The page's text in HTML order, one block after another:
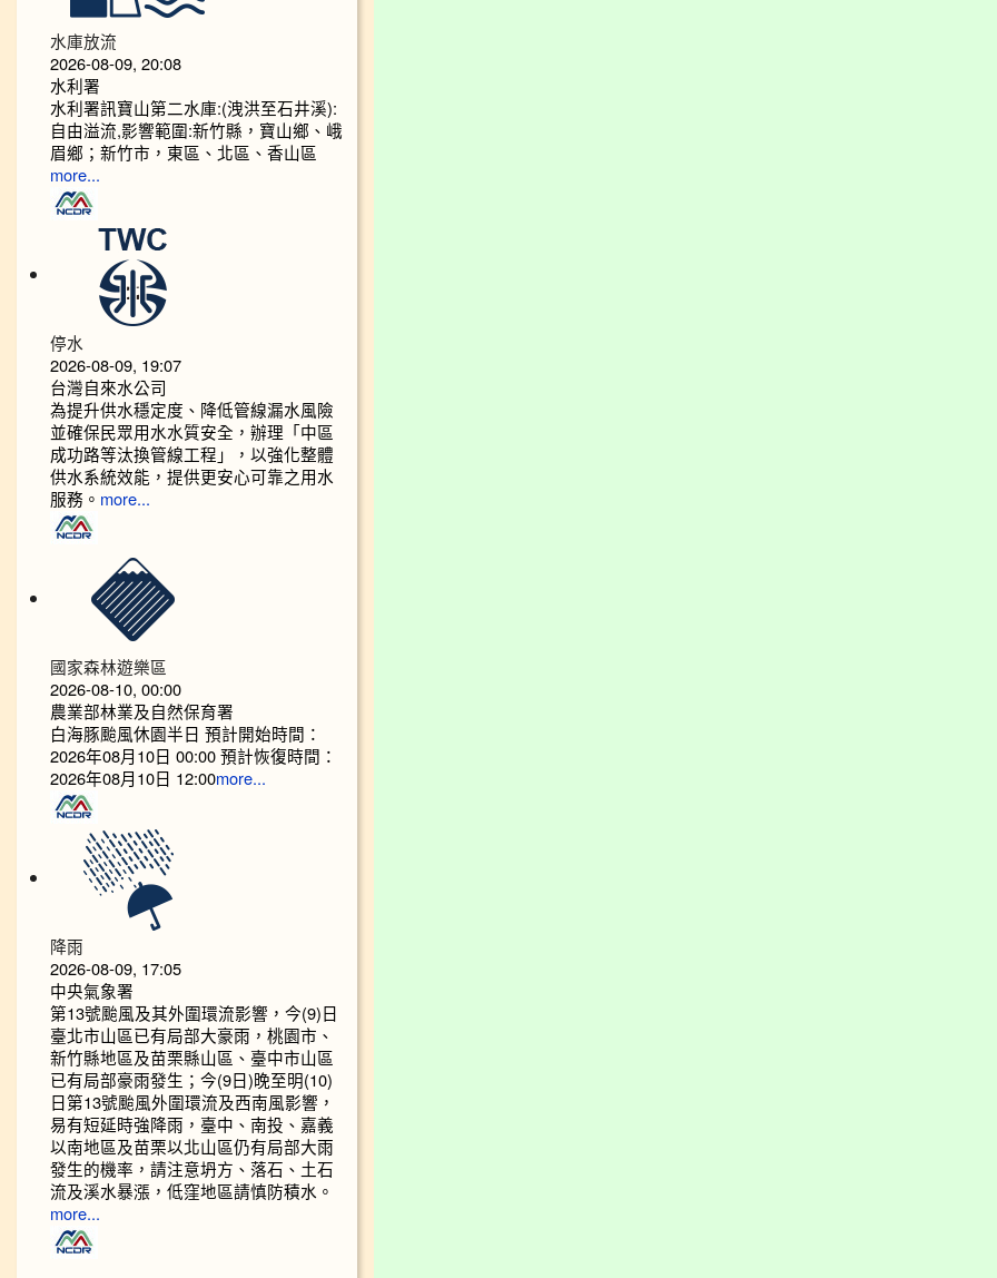
水庫放流
2026-08-09, 20:08
水利署
水利署訊寶山第二水庫:(洩洪至石井溪):
自由溢流,影響範圍:新竹縣，寶山鄉、峨
眉鄉；新竹市，東區、北區、香山區
more...
停水
2026-08-09, 19:07
台灣自來水公司
為提升供水穩定度、降低管線漏水風險
並確保民眾用水水質安全，辦理「中區
成功路等汰換管線工程」，以強化整體
供水系統效能，提供更安心可靠之用水
服務。 more...
國家森林遊樂區
2026-08-10, 00:00
農業部林業及自然保育署
白海豚颱風休園半日 預計開始時間：
2026年08月10日 00:00 預計恢復時間：
2026年08月10日 12:00more...
降雨
2026-08-09, 17:05
中央氣象署
第13號颱風及其外圍環流影響，今(9)日
臺北市山區已有局部大豪雨，桃園市、
新竹縣地區及苗栗縣山區、臺中市山區
已有局部豪雨發生；今(9日)晚至明(10)
日第13號颱風外圍環流及西南風影響，
易有短延時強降雨，臺中、南投、嘉義
以南地區及苗栗以北山區仍有局部大雨
發生的機率，請注意坍方、落石、土石
流及溪水暴漲，低窪地區請慎防積水。
more...